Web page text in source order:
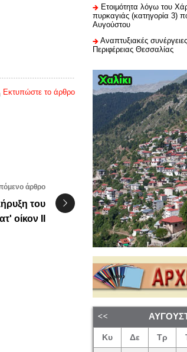
Εκτυπώστε το άρθρο
άρθρο
του
οίκον ΙΙ
Ετοιμότητα λόγω του
πυρκαγιάς (κατηγορία 3)
Αυγούστου
Αναπτυξιακές
Περιφέρειας Θεσσαλίας
Κυ Δε Τρ